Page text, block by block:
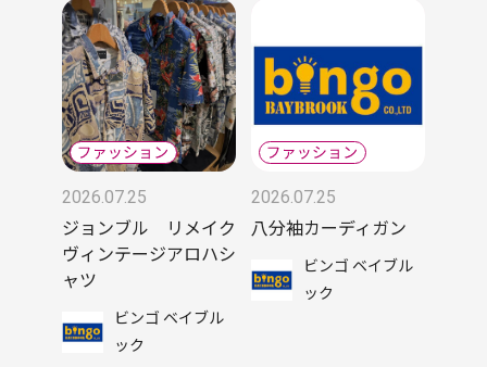
2026.07.25
ジョンブル リメイク
ヴィンテージアロハシ
ャツ
ビンゴ ベイブル
ック
2026.07.25
八分袖カーディガン
ビンゴ ベイブル
ック